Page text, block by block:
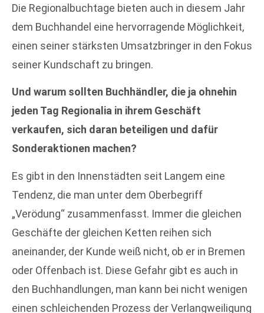
Die Regionalbuchtage bieten auch in diesem Jahr
dem Buchhandel eine hervorragende Möglichkeit,
einen seiner stärksten Umsatzbringer in den Fokus
seiner Kundschaft zu bringen.
Und warum sollten Buchhändler, die ja ohnehin
jeden Tag Regionalia in ihrem Geschäft
verkaufen, sich daran beteiligen und dafür
Sonderaktionen machen?
Es gibt in den Innenstädten seit Langem eine
Tendenz, die man unter dem Oberbegriff
„Verödung“ zusammenfasst. Immer die gleichen
Geschäfte der gleichen Ketten reihen sich
aneinander, der Kunde weiß nicht, ob er in Bremen
oder Offenbach ist. Diese Gefahr gibt es auch in
den Buchhandlungen, man kann bei nicht wenigen
einen schleichenden Prozess der Verlangweiligung